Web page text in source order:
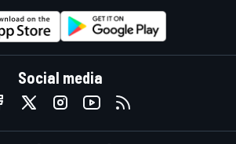
Social media